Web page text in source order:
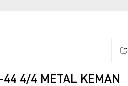
4/4 METAL KEMAN